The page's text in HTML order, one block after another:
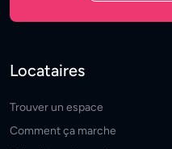
Locataires
Trouver un espace
Comment ça marche